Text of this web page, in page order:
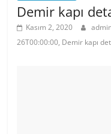
Demir kapı
Kasım 2, 2020
26T00:00:00, Demir kapı